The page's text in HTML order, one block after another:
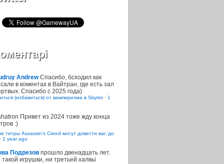
Andrew Спасибо, бсходил как
в коментах в Вайтран, где есть зал
Спасибо с 2025 года)
(избавиться) от вампиризма в Skyrim · 1
Привет из 2024 тоже жду конца
:)
титры Assassin’s Creed могут довести вас до
· 1 year ago
Подрезов прошло двенадцать лет.
такой игрушки, ни третьей халвьі